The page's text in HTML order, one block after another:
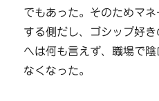
でもあった。そのためマ
する側だし、ゴシップ好
へは何も言えず、職場で
なくなった。